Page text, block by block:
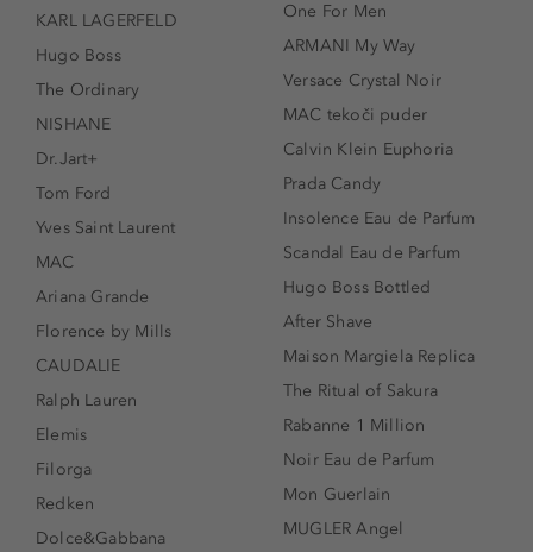
KARL LAGERFELD
Hugo Boss
The Ordinary
NISHANE
Dr.Jart+
Tom Ford
Yves Saint Laurent
MAC
Ariana Grande
Florence by Mills
CAUDALIE
Ralph Lauren
Elemis
Filorga
Redken
Dolce&Gabbana
One For Men
ARMANI My Way
Versace Crystal Noir
MAC tekoči puder
Calvin Klein Euphoria
Prada Candy
Insolence Eau de Parfum
Scandal Eau de Parfum
Hugo Boss Bottled
After Shave
Maison Margiela Replica
The Ritual of Sakura
Rabanne 1 Million
Noir Eau de Parfum
Mon Guerlain
MUGLER Angel